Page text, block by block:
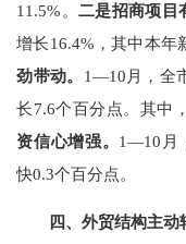
11.5% 。 二是招商项目
增长16.4% ，其中本年
劲带动。 1—10 月，全
长7.6个百分点。其中，
资信心增强。 1—10 月
快0.3个百分点。
四、外贸结构主动